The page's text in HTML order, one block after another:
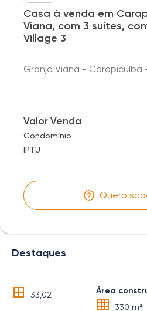
Casa à venda em
Viana, com 3 suítes,
Village 3
Granja Viana - Carapicuíba
Valor Venda
Condomínio
IPTU
Quero
Destaques
33,02 Área
330 m²